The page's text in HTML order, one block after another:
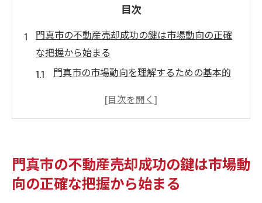
目次
門真市の不動産売却成功の鍵は市場動向の正確
な把握から始まる
門真市の市場動向を理解するための基本的
不動産売却のタイミングを見極める市場調
影響
過去のデータから見える門真市の不動産市
門真市の不動産売却成功の鍵は市場動
向の正確な把握から始まる